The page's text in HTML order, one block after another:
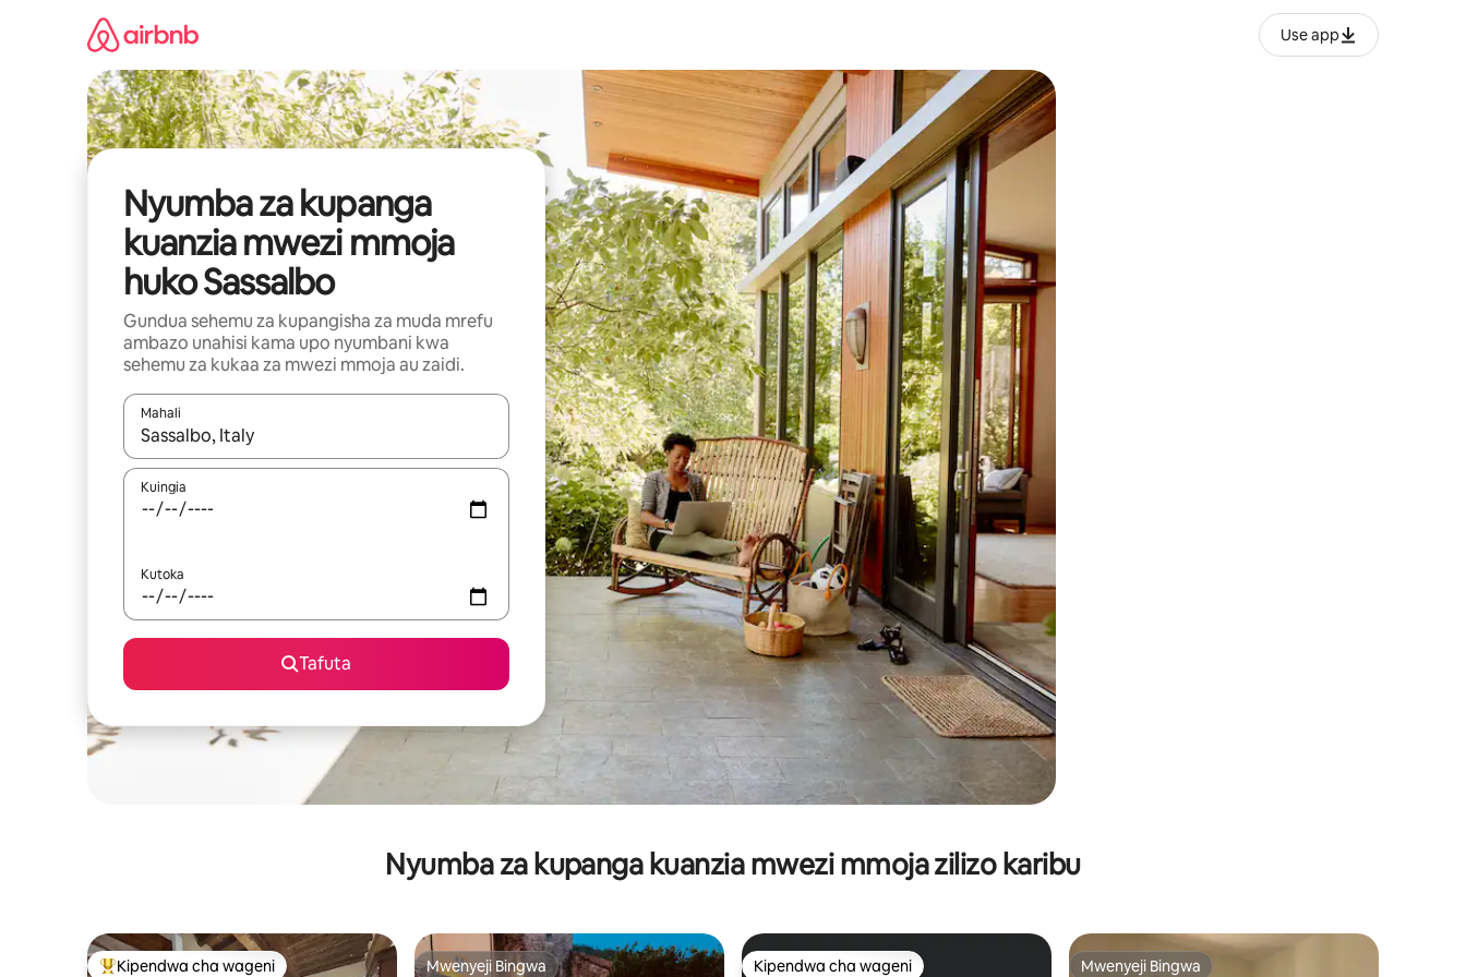
Use app
Nyumba za kupanga
kuanzia mwezi mmoja
huko Sassalbo
Gundua sehemu za kupangisha za muda mrefu
ambazo unahisi kama upo nyumbani kwa
sehemu za kukaa za mwezi mmoja au zaidi.
Mahali
Wakati matokeo yanapatikana, vinjari kwa kutumia vitufe vya vishale vya juu na chini au uchunguze kwa kugusa au kutelezesha kidole kwenye ishara.
Kuingia
Kutoka
Tafuta
Nyumba za kupanga kuanzia mwezi mmoja zilizo karibu
Kipendwa cha wageni Mwenyeji Bingwa Kipendwa cha wageni Mwenyeji Bingwa